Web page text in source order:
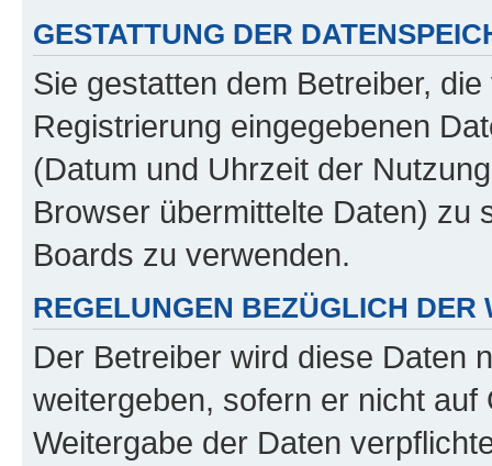
GESTATTUNG DER
Sie gestatten dem Betreiber,
Registrierung eingegebenen
(Datum und Uhrzeit der
Browser übermittelte Daten) zu
Boards zu verwenden.
REGELUNGEN BEZÜGLICH DER
Der Betreiber wird diese Daten
weitergeben, sofern er nicht
Weitergabe der Daten